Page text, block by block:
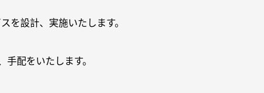
を設計、実施いたします。
手配をいたします。